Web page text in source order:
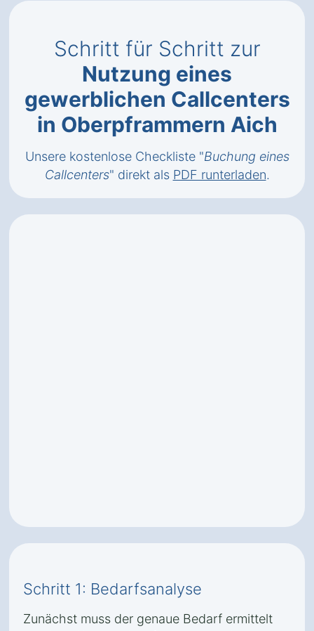
Schritt für Schritt zur
Nutzung eines
gewerblichen Callcenters
in Oberpframmern Aich
Unsere kostenlose Checkliste "Buchung eines
Callcenters" direkt als PDF runterladen.
Schritt 1: Bedarfsanalyse
Zunächst muss der genaue Bedarf ermittelt